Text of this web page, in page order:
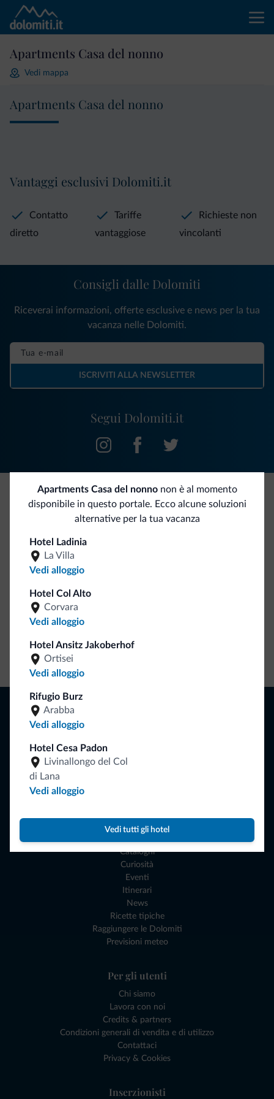
Apartments Casa del nonno
Vedi mappa
Apartments Casa del nonno
Apartments Casa del nonnonon è al momento
disponibile in questo portale. Ecco alcune soluzioni
alternative per la tua vacanza
Hotel Ladinia
La Villa
Vedi alloggio
Hotel Col Alto
Corvara
Vedi alloggio
Hotel Ansitz Jakoberhof
Ortisei
Vedi alloggio
Rifugio Burz
Arabba
Vedi alloggio
Hotel Cesa Padon
Livinallongo del Col
di Lana
Vedi alloggio
Vedi tutti gli hotel
Vantaggi esclusivi Dolomiti.it
Contatto
diretto
Tariffe
vantaggiose
Richieste non
vincolanti
Segui Dolomiti.it
Consigli dalle Dolomiti
Riceverai informazioni, offerte esclusive e news per la tua
vacanza nelle Dolomiti.
ISCRIVITI ALLA NEWSLETTER
Be Original, scopri la nuova collezione
Dolomiti.it!
Dove andare
Esperienze e Buoni Regalo
Cataloghi
Curiosità
Eventi
Itinerari
News
Ricette tipiche
Raggiungere le Dolomiti
Previsioni meteo
Per gli utenti
Chi siamo
Lavora con noi
Credits & partners
Condizioni generali di vendita e di utilizzo
Contattaci
Privacy & Cookies
Inserzionisti